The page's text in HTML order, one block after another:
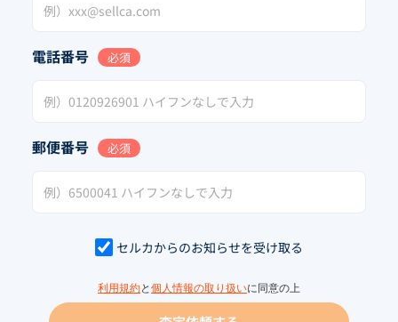
電話番号 必須
郵便番号 必須
セルカからのお知らせを受け取る
利用規約と 個人情報の取り扱いに同意の上